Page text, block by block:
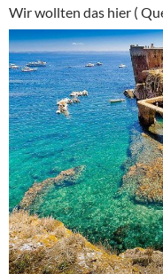
Wir wollten das hier (